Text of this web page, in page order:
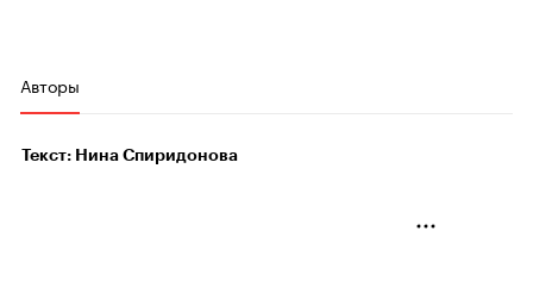
Авторы
Текст: Нина Спиридонова